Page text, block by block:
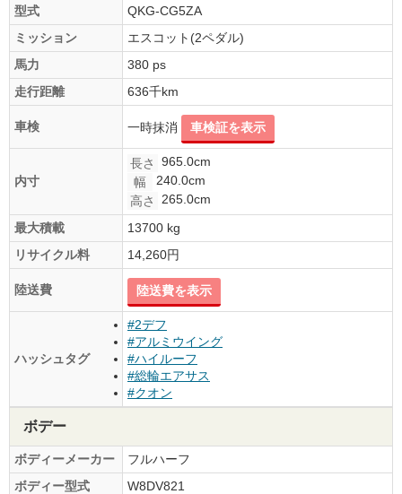
型式
QKG-CG5ZA
ミッション
エスコット(2ペダル)
馬力
380 ps
走行距離
636千km
車検 一時抹消 車検証を表示
内寸
長さ
965.0cm
幅
240.0cm
高さ
265.0cm
最大積載
13700 kg
リサイクル料
14,260円
陸送費 陸送費を表示
ハッシュタグ
#2デフ
#アルミウイング
#ハイルーフ
#総輪エアサス
#クオン
ボデー
ボディーメーカー
フルハーフ
ボディー型式
W8DV821